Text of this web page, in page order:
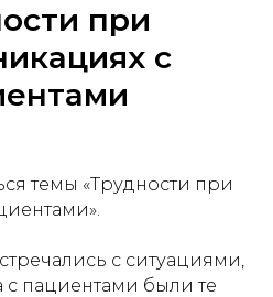
при
с
темы «Трудности при
с ситуациями,
пациентами были те